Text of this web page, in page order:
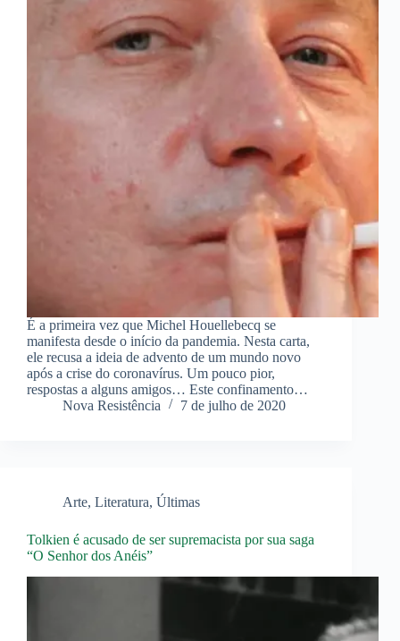
É a primeira vez que Michel Houellebecq se
manifesta desde o início da pandemia. Nesta carta,
ele recusa a ideia de advento de um mundo novo
após a crise do coronavírus. Um pouco pior,
respostas a alguns amigos… Este confinamento…
Nova Resistência
7 de julho de 2020
Arte, Literatura, Últimas
Tolkien é acusado de ser supremacista por sua saga
“O Senhor dos Anéis”